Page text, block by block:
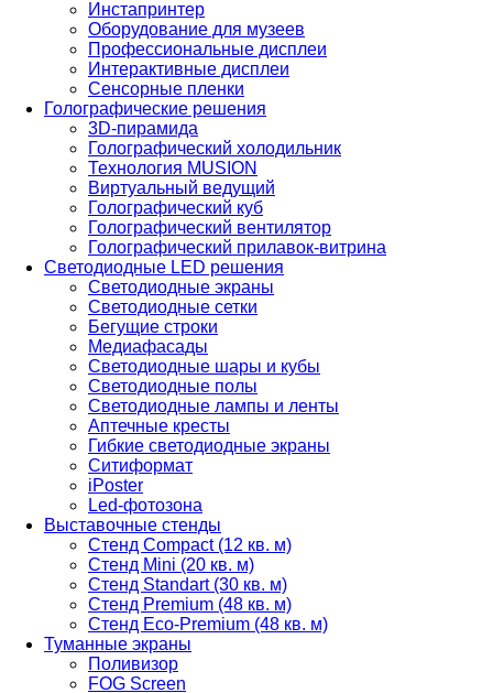
Инстапринтер
Оборудование для музеев
Профессиональные дисплеи
Интерактивные дисплеи
Сенсорные пленки
Голографические решения
3D-пирамида
Голографический холодильник
Технология MUSION
Виртуальный ведущий
Голографический куб
Голографический вентилятор
Голографический прилавок-витрина
Светодиодные LED решения
Светодиодные экраны
Светодиодные сетки
Бегущие строки
Медиафасады
Светодиодные шары и кубы
Светодиодные полы
Светодиодные лампы и ленты
Аптечные кресты
Гибкие светодиодные экраны
Ситиформат
iPoster
Led-фотозона
Выставочные стенды
Стенд Compact (12 кв. м)
Стенд Mini (20 кв. м)
Стенд Standart (30 кв. м)
Стенд Premium (48 кв. м)
Стенд Eco-Premium (48 кв. м)
Туманные экраны
Поливизор
FOG Screen